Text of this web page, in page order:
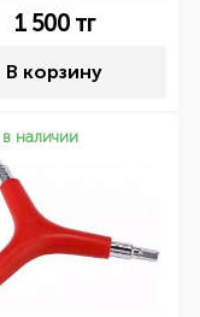
1 500тг
В корзину
в наличии